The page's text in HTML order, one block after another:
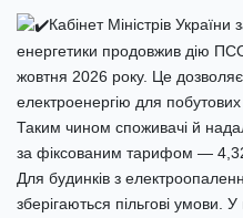
Кабінет Міністрів
енергетики продовжив дію
жовтня 2026 року. Це дозволяє
електроенергію для побутових
Таким чином споживачі й
за фіксованим тарифом — 4,32
Для будинків з
зберігаються пільгові умови.